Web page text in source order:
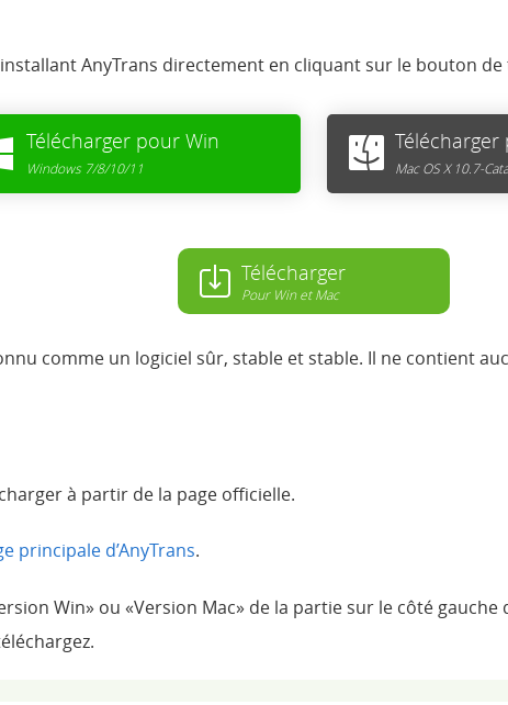
AnyTrans directement en cliquant sur le bouton
Télécharger pour Win
Windows 7/8/10/11 Mac OS X 10.7-
Télécharger
Pour Win et Mac
comme un logiciel sûr, stable et stable. Il ne contient
à partir de la page officielle.
principale d’AnyTrans.
Win» ou «Version Mac» de la partie sur le côté gauche